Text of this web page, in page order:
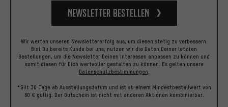
Newsletter bestellen
Wir werten unseren Newslettererfolg aus, um diesen stetig zu verbessern.
Bist Du bereits Kunde bei uns, nutzen wir die Daten Deiner letzten
Bestellungen, um die Newsletter Deinen Interessen anpassen zu können und
somit diesen für Dich wertvoller gestalten zu können. Es gelten unsere
Datenschutzbestimmungen.
*Gilt 30 Tage ab Ausstellungsdatum und ist ab einem Mindestbestellwert von
60 € gültig. Der Gutschein ist nicht mit anderen Aktionen kombinierbar.